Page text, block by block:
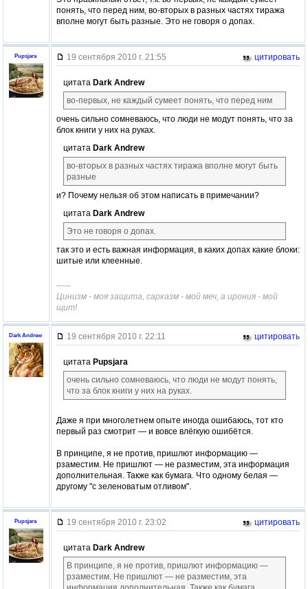
понять, что перед ним, во-вторых в разных частях тиража
вполне могут быть разные. Это не говоря о допах.
Pupsjara 19 сентября 2010 г. 21:55 цитировать
цитата Dark Andrew
во-первых, не каждый сумеет понять, что перед ним
очень сильно сомневаюсь, что люди не модут понять, что за
блок книги у них на руках.
цитата Dark Andrew
во-вторых в разных частях тиража вполне могут быть
разные
и? Почему нельзя об этом написать в примечании?
цитата Dark Andrew
Это не говоря о допах.
так это и есть важная информация, в каких допах какие блоки:
шитые или клеенные.
–––
Цинизм - моя защита, сарказм - мой меч, а ирония - мой
щит!
Dark Andrew 19 сентября 2010 г. 22:11 цитировать
цитата Pupsjara
очень сильно сомневаюсь, что люди не модут понять,
что за блок книги у них на руках.
Даже я при многолетнем опыте иногда ошибаюсь, тот кто
первый раз смотрит — и вовсе влёгкую ошибётся.
В принципе, я не против, пришлют информацию —
рзаместим. Не пришлют — не разместим, эта информация
дополнительная. Также как бумага. Что одному белая —
другому "с зеленоватым отливом".
Pupsjara 19 сентября 2010 г. 23:02 цитировать
цитата Dark Andrew
В принципе, я не против, пришлют информацию —
рзаместим. Не пришлют — не разместим, эта